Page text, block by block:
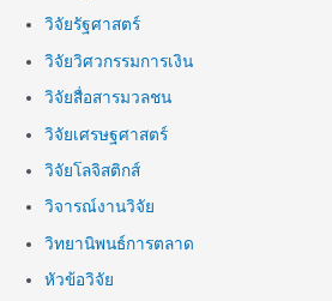
วิจัยรัฐศาสตร์
วิจัยวิศวกรรมการเงิน
วิจัยสื่อสารมวลชน
วิจัยเศรษฐศาสตร์
วิจัยโลจิสติกส์
วิจารณ์งานวิจัย
วิทยานิพนธ์การตลาด
หัวข้อวิจัย